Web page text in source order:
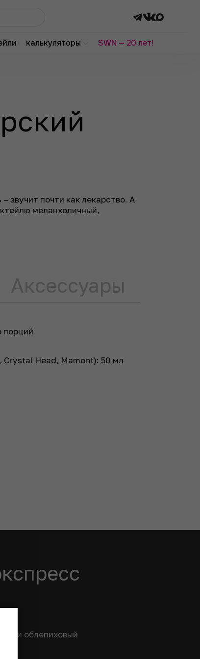
калькуляторы SWN — 20 лет!
звучит почти как лекарство. А
меланхоличный,
Аксессуары
порций
Crystal Head, Mamont): 50 мл
и облепиховый